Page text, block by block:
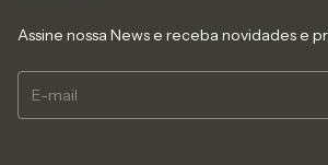
Assine nossa News e receba novidades e